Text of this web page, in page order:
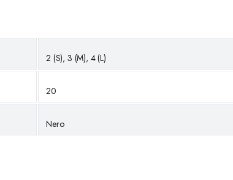
2 (S), 3 (M), 4 (L)
20
Nero